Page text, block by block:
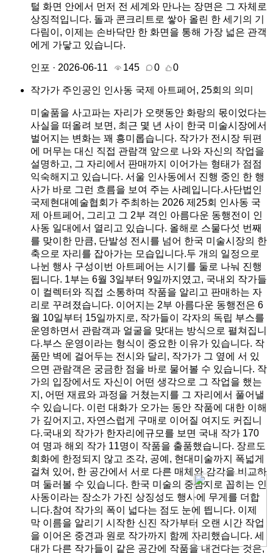
털 화면 안에서 먼저 전 세계와 만나는 장면은 그 자체로
상징적입니다. 돌과 콘크리트로 쌓아 올린 한 세기의 기
다림이, 이제는 손바닥만 한 화면을 통해 가장 넓은 관객
에게 가닿고 있습니다.
인포 · 2026-06-11 145 0 0
작가가 주인공인 인사동 국제 아트페어, 25회의 의미
미술품을 사고파는 자리가 오랫동안 화랑의 몫이었다는
사실을 떠올려 보면, 최근 몇 년 사이 한국 미술시장에서
벌어지는 변화는 꽤 흥미롭습니다. 작가가 전시장 뒤편
에 머무는 대신 직접 관람객 앞으로 나와 자신의 작업을
설명하고, 그 자리에서 판매까지 이어가는 형태가 점점
익숙해지고 있습니다. 서울 인사동에서 진행 중인 한 행
사가 바로 그런 흐름을 보여 주는 사례입니다.사단법인
국제현대예술협회가 주최하는 2026 제25회 인사동 국
제 아트페어, 그리고 그 2부 격인 아름다운 동행전이 인
사동 일대에서 열리고 있습니다. 올해로 스물다섯 번째
를 맞이한 만큼, 단발성 전시를 넘어 한국 미술시장의 한
축으로 자리를 잡아가는 모습입니다.두 개의 일정으로
나뉜 행사 구성이번 아트페어는 시기를 둘로 나눠 진행
됩니다. 1부는 6월 3일부터 9일까지였고, 국내외 작가들
이 컬렉터와 직접 소통하며 작품을 알리고 판매하는 자
리로 꾸려졌습니다. 이어지는 2부 아름다운 동행전은 6
월 10일부터 15일까지로, 작가들이 각자의 독립 부스를
운영하면서 관람객과 얼굴을 맞대는 방식으로 펼쳐집니
다.부스 운영이라는 형식이 중요한 이유가 있습니다. 작
품만 벽에 걸어두는 전시와 달리, 작가가 그 옆에 서 있
으면 관람객은 궁금한 점을 바로 물어볼 수 있습니다. 작
가의 입장에서도 자신이 어떤 생각으로 그 작업을 했는
지, 어떤 재료와 과정을 거쳤는지를 그 자리에서 풀어낼
수 있습니다. 이런 대화가 오가는 동안 작품에 대한 이해
가 깊어지고, 자연스럽게 구매로 이어질 여지도 커집니
다.국내외 작가가 한자리에규모를 보면 국내 작가 170
여 명과 해외 작가 11명이 작품을 출품했습니다. 장르도
회화에 한정되지 않고 조각, 공예, 현대미술까지 폭넓게
걸쳐 있어, 한 공간에서 서로 다른 매체와 감각을 비교하
며 둘러볼 수 있습니다. 한국 미술의 중심지로 꼽히는 인
사동이라는 장소가 가진 상징성도 행사에 무게를 더합
니다.참여 작가의 폭이 넓다는 점도 눈에 띕니다. 이제
막 이름을 알리기 시작한 신진 작가부터 오랜 시간 작업
을 이어온 중견과 원로 작가까지 함께 자리했습니다. 세
대가 다른 작가들이 같은 공간에 작품을 내건다는 것은,